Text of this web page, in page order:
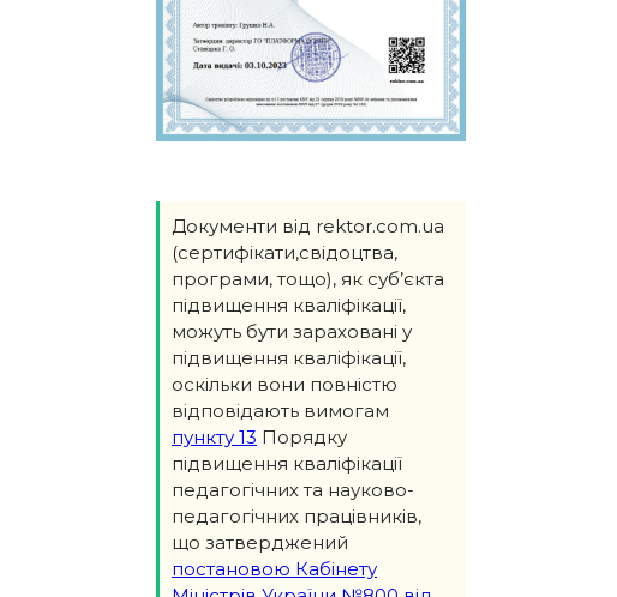
Документи від rektor.com.ua
(сертифікати,свідоцтва,
програми, тощо), як суб’єкта
підвищення кваліфікації,
можуть бути зараховані у
підвищення кваліфікації,
оскільки вони повністю
відповідають вимогам
пункту 13 Порядку
підвищення кваліфікації
педагогічних та науково-
педагогічних працівників,
що затверджений
постановою Кабінету